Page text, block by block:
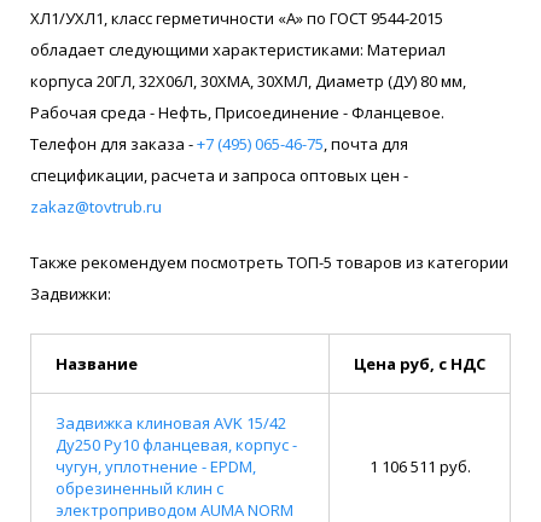
ХЛ1/УХЛ1, класс герметичности «А» по ГОСТ 9544-2015
обладает следующими характеристиками: Материал
корпуса 20ГЛ, 32Х06Л, 30ХМА, 30ХМЛ, Диаметр (ДУ) 80 мм,
Рабочая среда - Нефть, Присоединение - Фланцевое.
Телефон для заказа -+7 (495) 065-46-75 , почта для
спецификации, расчета и запроса оптовых цен -
zakaz@tovtrub.ru
Также рекомендуем посмотреть ТОП-5 товаров из категории
Задвижки:
Название Цена руб, с НДС
Задвижка клиновая AVK 15/42
Ду250 Ру10 фланцевая, корпус -
чугун, уплотнение - EPDM,
обрезиненный клин с
электроприводом AUMA NORM
1 106 511 руб.